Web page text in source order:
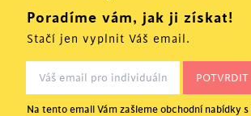
Poradíme vám, jak ji získat!
Stačí jen vyplnit Váš email.
Na tento email Vám zašleme obchodní nabídky